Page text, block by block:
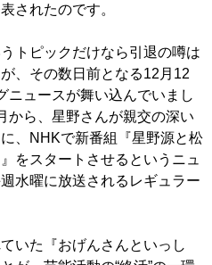
されたのです。
うトピックだけなら引退の噂は
、その数日前となる12月12
ニュースが舞い込んでいまし
から、星野さんが親交の深い
、NHKで新番組『星野源と松
をスタートさせるというニュ
水曜に放送されるレギュラー
いた『おげんさんといっし